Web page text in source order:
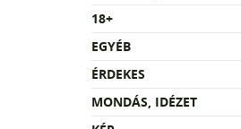
18+
EGYÉB
ÉRDEKES
MONDÁS, IDÉZET